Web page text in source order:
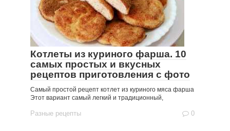
Котлеты из куриного фарша. 10
самых простых и вкусных
рецептов приготовления с фото
Cамый простой рецепт котлет из куриного мяса фарша
Этот вариант самый легкий и традиционный,
Разные рецепты 0